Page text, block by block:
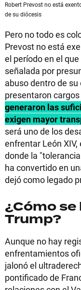
Robert Prevost no está
de su diócesis
Pero no todo es
Prevost no está
el período en el
señalada por
abuso dentro de
presentaron
generaron las
exigen mayor
será uno de los
enfrentar León
donde la
ha convertido en
dejó como legado
¿Cómo
Trump?
Aunque no hay
enfrentamientos
jalonó el
pontificado de